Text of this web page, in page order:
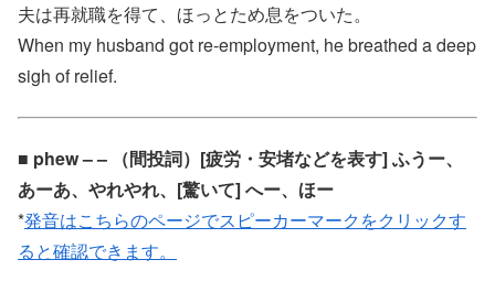
夫は再就職を得て、ほっとため息をついた。
When my husband got re-employment, he breathed a deep
sigh of relief.
■ phew – – （間投詞）[疲労・安堵などを表す] ふうー、
あーあ、やれやれ、[驚いて] へー、ほー
*発音はこちらのページでスピーカーマークをクリックす
ると確認できます。